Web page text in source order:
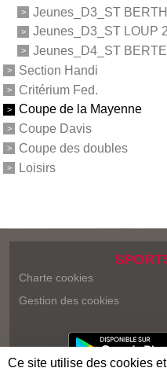
Jeunes_D3_ST
Jeunes_D3_ST LOUP 2
Jeunes_D4_ST
Section Handi
Critérium Fed.
Coupe de la Mayenne
Coupe Davis
Coupe des doubles
Loisirs
Charte cookies
Gestion des cookies
Ce site utilise des cookies